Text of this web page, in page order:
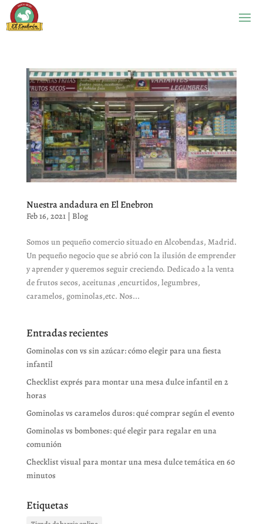
Nuestra andadura en El Enebron
Feb 16, 2021| Blog
Somos un pequeño comercio situado en Alcobendas, Madrid.
Un pequeño negocio que se abrió con la ilusión de emprender
y aprender y queremos seguir creciendo. Dedicado a la venta
de frutos secos, aceitunas ,encurtidos, legumbres,
caramelos, gominolas,etc. Nos...
Entradas recientes
Gominolas con vs sin azúcar: cómo elegir para una fiesta
infantil
Checklist exprés para montar una mesa dulce infantil en 2
horas
Gominolas vs caramelos duros: qué comprar según el evento
Gominolas vs bombones: qué elegir para regalar en una
comunión
Checklist visual para montar una mesa dulce temática en 60
minutos
Etiquetas